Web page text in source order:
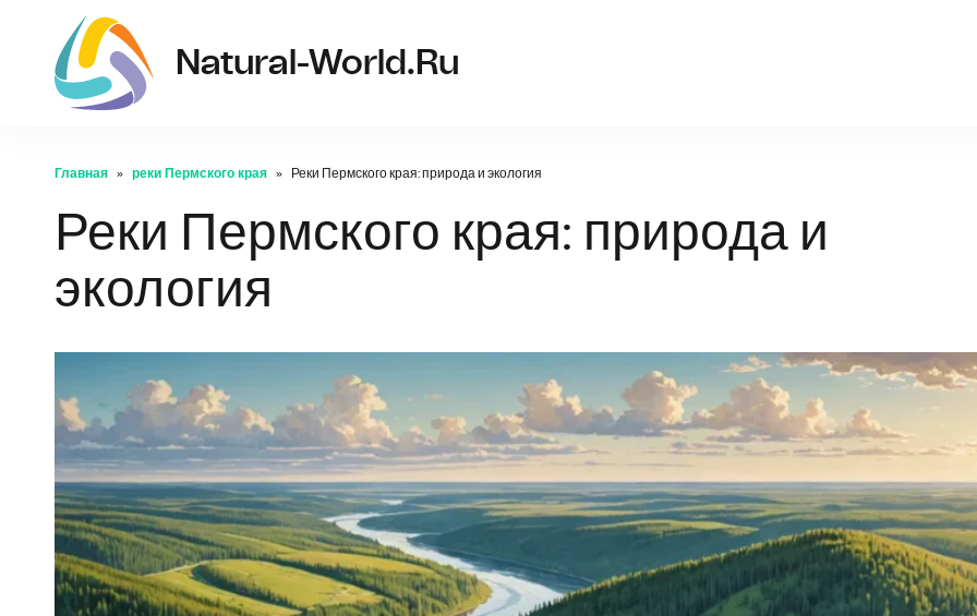
Natural-World.ru
Главная реки Пермского края Реки Пермского края: природа и экология
Реки Пермского края: природа и
экология